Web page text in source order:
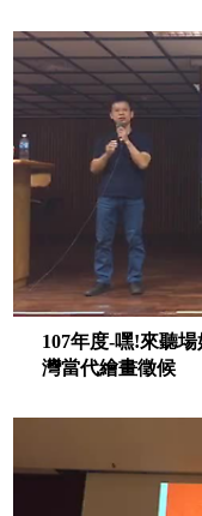
107年度-嘿!來聽
灣當代繪畫徵候